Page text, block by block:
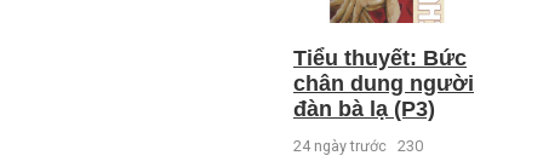
Tiểu thuyết: Bức
chân dung người
đàn bà lạ (P3)
24 ngày trước 230